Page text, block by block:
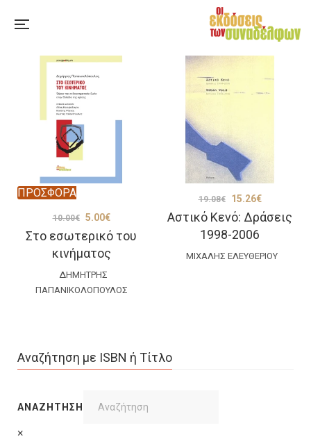
ΠΡΟΣΦΟΡΑ
Στο εσωτερικό του
κινήματος
10.00€
Original
price
was:
10.00€.
5.00€Η
τρέχουσα
τιμή
5.00€.
ΔΗΜΉΤΡΗΣ
ΠΑΠΑΝΙΚΟΛΌΠΟΥΛΟΣ
Αστικό Κενό: Δράσεις
1998-2006
19.08€
Original
price
was:
19.08€.
15.26€Η
τρέχουσα
είναι:
ΜΙΧΆΛΗΣ ΕΛΕΥΘΕΡΊΟΥ
Αναζήτηση με ISBN ή Τίτλο
ΑΝΑΖΉΤΗΣΗ
×